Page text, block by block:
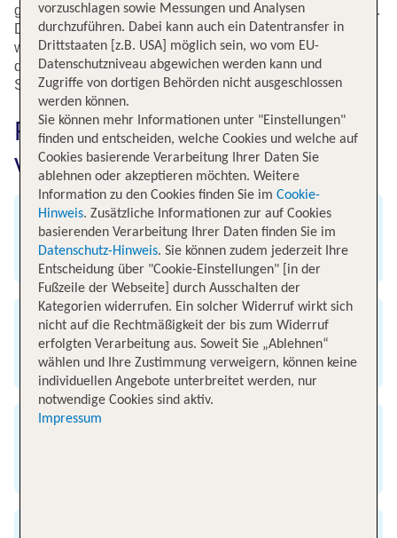
gerne durch das gotische Viertel oder über die La Rambla.
Dort gibt es viele Shops und auch eine Tapas-Bar ist nie
weit entfernt. Selbstverständlich lohnt auch ein Besuch
des Picasso-Museums und im Sommer ist ein Besuch am
Strand fast ein Pflichtprogramm.
Fluginformationen für Flüge
von Berlin nach Barcelona
Abflug
Flughafen Berlin
Ankunft
Flughafen Barcelona
vorzuschlagen sowie Messungen und Analysen
durchzuführen. Dabei kann auch ein Datentransfer in
Drittstaaten [z.B. USA] möglich sein, wo vom EU-
Datenschutzniveau abgewichen werden kann und
Zugriffe von dortigen Behörden nicht ausgeschlossen
werden können.
Sie können mehr Informationen unter "Einstellungen"
finden und entscheiden, welche Cookies und welche auf
Cookies basierende Verarbeitung Ihrer Daten Sie
ablehnen oder akzeptieren möchten. Weitere
Information zu den Cookies finden Sie im Cookie-
Hinweis. Zusätzliche Informationen zur auf Cookies
basierenden Verarbeitung Ihrer Daten finden Sie im
Datenschutz-Hinweis. Sie können zudem jederzeit Ihre
Entscheidung über "Cookie-Einstellungen" [in der
Fußzeile der Webseite] durch Ausschalten der
Kategorien widerrufen. Ein solcher Widerruf wirkt sich
nicht auf die Rechtmäßigkeit der bis zum Widerruf
erfolgten Verarbeitung aus. Soweit Sie „Ablehnen“
wählen und Ihre Zustimmung verweigern, können keine
individuellen Angebote unterbreitet werden, nur
notwendige Cookies sind aktiv.
Impressum